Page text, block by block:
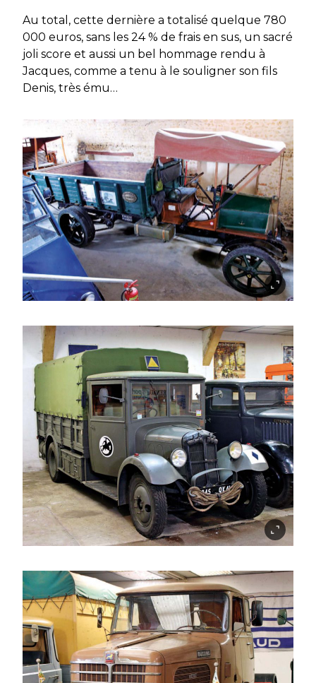
Au total, cette dernière a totalisé quelque 780
000 euros, sans les 24 % de frais en sus, un sacré
joli score et aussi un bel hommage rendu à
Jacques, comme a tenu à le souligner son fils
Denis, très ému…